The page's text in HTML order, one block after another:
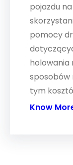
pojazdu
pomocy
holowania
sposobów
tym
Know